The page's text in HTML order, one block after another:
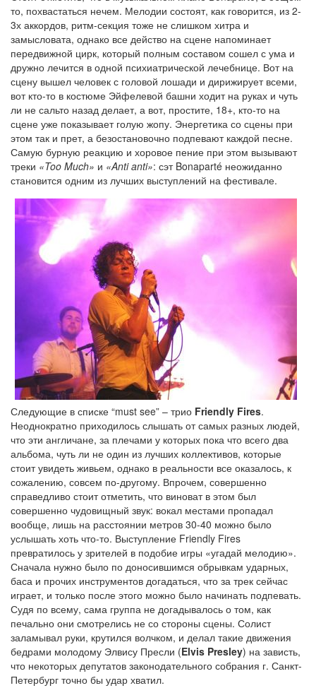
то, похвастаться нечем. Мелодии состоят, как говорится, из 2-
3х аккордов, ритм-секция тоже не слишком хитра и
замысловата, однако все действо на сцене напоминает
передвижной цирк, который полным составом сошел с ума и
дружно лечится в одной психиатрической лечебнице. Вот на
сцену вышел человек с головой лошади и дирижирует всеми,
вот кто-то в костюме Эйфелевой башни ходит на руках и чуть
ли не сальто назад делает, а вот, простите, 18+, кто-то на
сцене уже показывает голую жопу. Энергетика со сцены при
этом так и прет, а безостановочно подпевают каждой песне.
Самую бурную реакцию и хоровое пение при этом вызывают
треки «Too Much» и «Anti anti»: сэт Bonaparté неожиданно
становится одним из лучших выступлений на фестивале.
Следующие в списке “must see” – трио Friendly Fires.
Неоднократно приходилось слышать от самых разных людей,
что эти англичане, за плечами у которых пока что всего два
альбома, чуть ли не один из лучших коллективов, которые
стоит увидеть живьем, однако в реальности все оказалось, к
сожалению, совсем по-другому. Впрочем, совершенно
справедливо стоит отметить, что виноват в этом был
совершенно чудовищный звук: вокал местами пропадал
вообще, лишь на расстоянии метров 30-40 можно было
услышать хоть что-то. Выступление Friendly Fires
превратилось у зрителей в подобие игры «угадай мелодию».
Сначала нужно было по доносившимся обрывкам ударных,
баса и прочих инструментов догадаться, что за трек сейчас
играет, и только после этого можно было начинать подпевать.
Судя по всему, сама группа не догадывалось о том, как
печально они смотрелись не со стороны сцены. Солист
заламывал руки, крутился волчком, и делал такие движения
бедрами молодому Элвису Пресли (Elvis Presley) на зависть,
что некоторых депутатов законодательного собрания г. Санкт-
Петербург точно бы удар хватил.